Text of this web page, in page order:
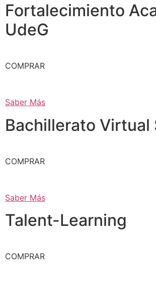
Fortalecimiento
UdeG
COMPRAR
Saber Más
Bachillerato Virtual
COMPRAR
Saber Más
Talent-Learning
COMPRAR